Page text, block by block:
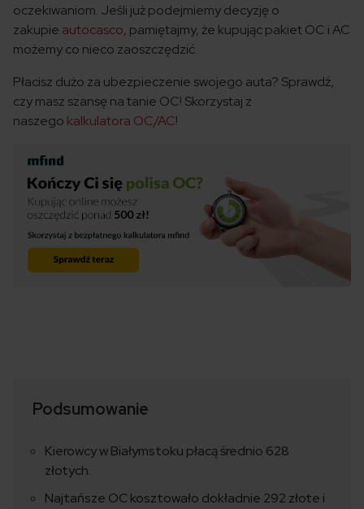
oczekiwaniom. Jeśli już podejmiemy decyzję o
zakupie autocasco, pamiętajmy, że kupując pakiet OC i AC
możemy co nieco zaoszczędzić.
Płacisz dużo za ubezpieczenie swojego auta? Sprawdź,
czy masz szansę na tanie OC! Skorzystaj z
naszego kalkulatora OC/AC!
Podsumowanie
Kierowcy w Białymstoku płacą średnio 628
złotych.
Najtańsze OC kosztowało dokładnie 292 złote i